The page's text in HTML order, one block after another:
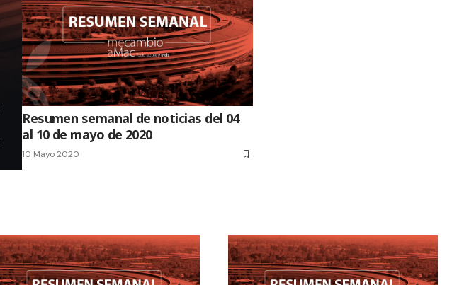
Resumen semanal de noticias del 04
al 10 de mayo de 2020
10 Mayo 2020